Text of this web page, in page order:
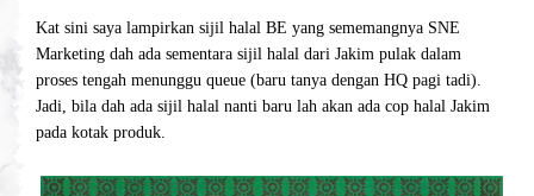
Kat sini saya lampirkan sijil halal BE yang sememangnya SNE
Marketing dah ada sementara sijil halal dari Jakim pulak dalam
proses tengah menunggu queue (baru tanya dengan HQ pagi tadi).
Jadi, bila dah ada sijil halal nanti baru lah akan ada cop halal Jakim
pada kotak produk.